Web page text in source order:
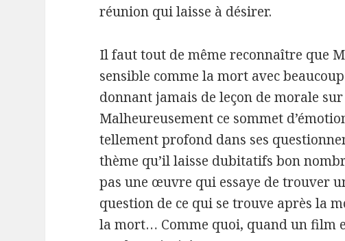
réunion qui laisse à désirer.
Il faut tout de même reconnaître que
sensible comme la mort avec
donnant jamais de leçon de morale
Malheureusement ce sommet
tellement profond dans ses
thème qu’il laisse dubitatifs bon
pas une œuvre qui essaye de trouver
question de ce qui se trouve après la
la mort… Comme quoi, quand un film